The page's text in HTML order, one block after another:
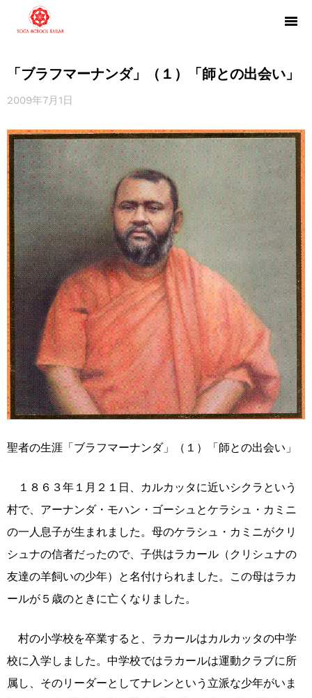
「ブラフマーナンダ」（１）「師との出会い」
2009年7月1日
聖者の生涯「ブラフマーナンダ」（１）「師との出会い」
１８６３年１月２１日、カルカッタに近いシクラという
村で、アーナンダ・モハン・ゴーシュとケラシュ・カミニ
の一人息子が生まれました。母のケラシュ・カミニがクリ
シュナの信者だったので、子供はラカール（クリシュナの
友達の羊飼いの少年）と名付けられました。この母はラカ
ールが５歳のときに亡くなりました。
村の小学校を卒業すると、ラカールはカルカッタの中学
校に入学しました。中学校ではラカールは運動クラブに所
属し、そのリーダーとしてナレンという立派な少年がいま